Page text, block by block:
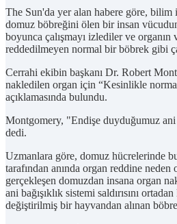
The Sun'da yer alan habere göre, bilim
domuz böbreğini ölen bir insan
boyunca çalışmayı izlediler ve organın
reddedilmeyen normal bir böbrek gibi
Cerrahi ekibin başkanı Dr. Robert
nakledilen organ için “Kesinlikle
açıklamasında bulundu.
Montgomery, "Endişe duyduğumuz
dedi.
Uzmanlara göre, domuz hücrelerinde
tarafından anında organ reddine
gerçekleşen domuzdan insana organ
ani bağışıklık sistemi saldırısını
değiştirilmiş bir hayvandan alınan